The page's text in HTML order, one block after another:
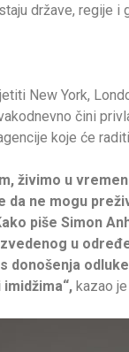
države, regije i
New York,
čini
koje će
živimo u
da ne mogu
piše Simon
u
kazao